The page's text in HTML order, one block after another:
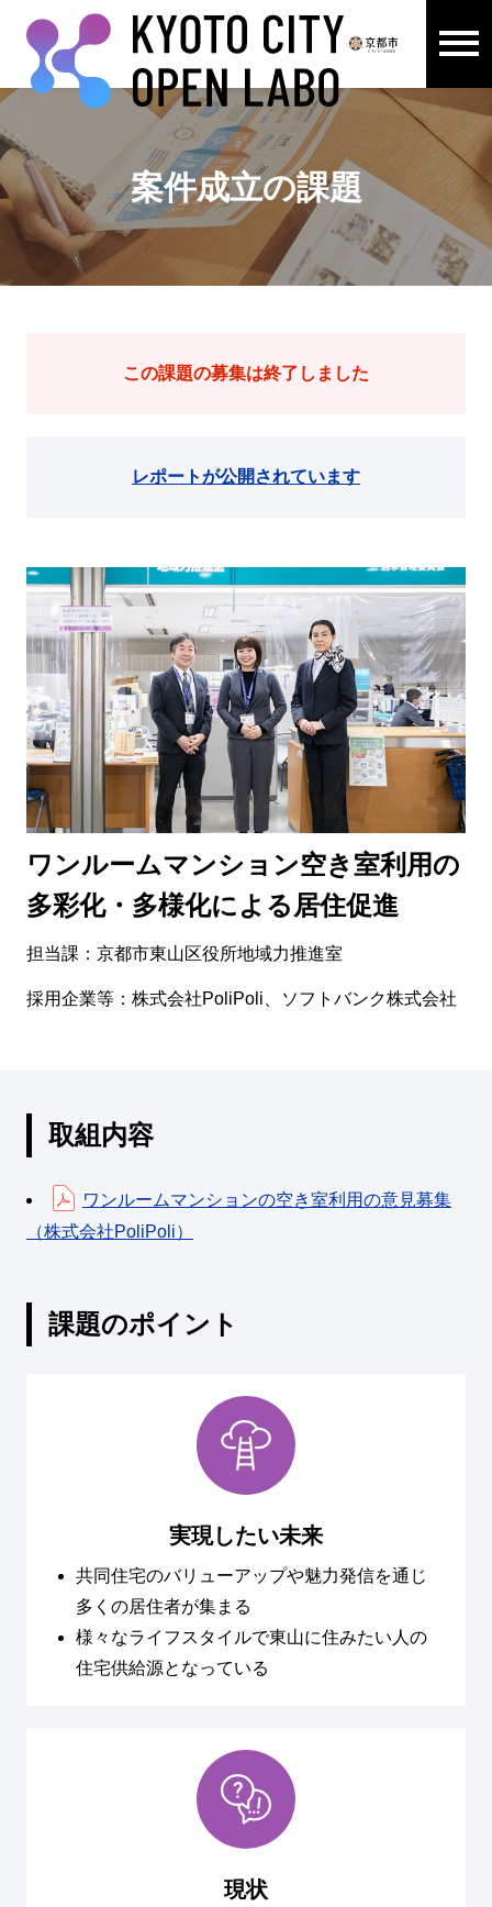
ここから本文です。
案件成立の課題
この課題の募集は終了しました
レポートが公開されています
ワンルームマンション空き室利用の
多彩化・多様化による居住促進
担当課：京都市東山区役所地域力推進室
採用企業等：株式会社PoliPoli、ソフトバンク株式会社
取組内容
ワンルームマンションの空き室利用の意見募集
（株式会社PoliPoli）
課題のポイント
実現したい未来
共同住宅のバリューアップや魅力発信を通じ
多くの居住者が集まる
様々なライフスタイルで東山に住みたい人の
住宅供給源となっている
現状